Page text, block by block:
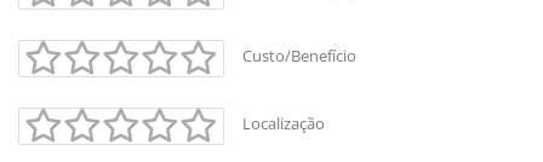
Custo/Benefício
Localização